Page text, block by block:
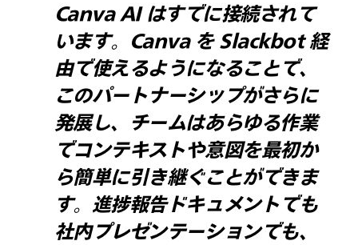
Canva AI はすでに接続されて
います。Canva を Slackbot 経
由で使えるようになることで、
このパートナーシップがさらに
発展し、チームはあらゆる作業
でコンテキストや意図を最初か
ら簡単に引き継ぐことができま
す。進捗報告ドキュメントでも
社内プレゼンテーションでも、